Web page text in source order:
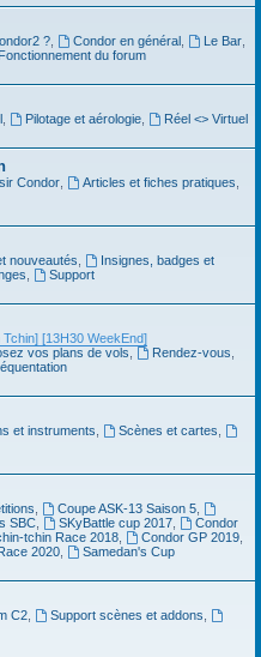
?, Condor en général, Le Bar,
Fonctionnement du forum
, Pilotage et aérologie,
Réel <> Virtuel
Condor, Articles et fiches pratiques
nouveautés
Insignes, badges et
Support
Tchin] [13H30 WeekEnd]
vos plans de vols Rendez-vous
et instruments Scènes et cartes
Coupe ASK-13 Saison 5,
SBC, SKyBattle cup 2017,
Condor
tchin Race 2018, Condor GP 2019,
2020,
Samedan's Cup
C2, Support scènes et addons